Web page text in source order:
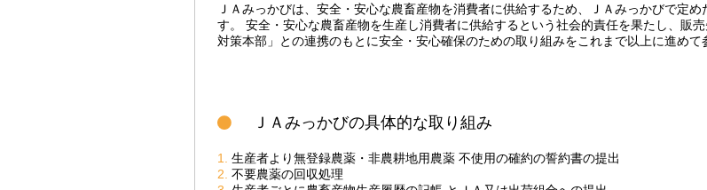
ＪＡみっかびは、安全・安心な農畜産物を消費者に供給するため、ＪＡみっかびで定
す。 安全・安心な農畜産物を生産し消費者に供給するという社会的責任を果たし、販
対策本部」との連携のもとに安全・安心確保のための取り組みをこれまで以上に進めて
ＪＡみっかびの具体的な取り組み
1. 生産者より無登録農薬・非農耕地用農薬 不使用の確約の誓約書の提出
2. 不要農薬の回収処理